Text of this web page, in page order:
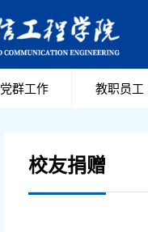
党群工作 教职员工
校友捐赠